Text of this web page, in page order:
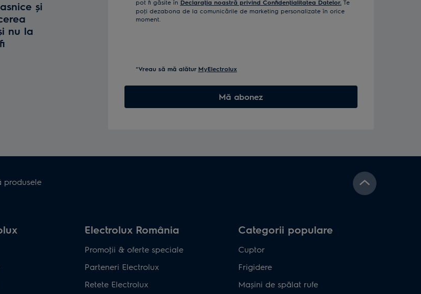
și
nu la
pot fi găsite în Declaraţia noastră privind Confidenţialitatea Datelor. Te
poţi dezabona de la comunicările de marketing personalizate în orice
moment.
*Vreau să mă alătur MyElectrolux
Mă abonez
produsele
Electrolux România
Promoţii & oferte speciale
Parteneri Electrolux
Retete Electrolux
Categorii populare
Cuptor
Frigidere
Mașini de spălat rufe